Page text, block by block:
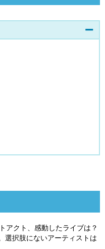
アクト、感動したライブは？
選択肢にないアーティストは